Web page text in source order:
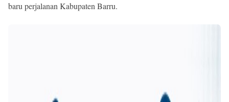
baru perjalanan Kabupaten Barru.